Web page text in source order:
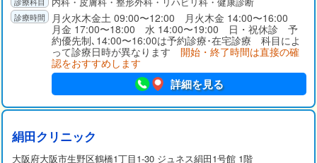
安心して取り組むことができます。
月火水木金土 09:00〜12:00 月火木金 14:00〜16:00
月金 17:00〜18:00 水 14:00〜19:00 日・祝休診 予
約優先制､14:00〜16:00は予約診療･在宅診療 科目によ
って診療日時が異なります 開始・終了時間は直接の確
認をおすすめします
詳細を見る
絹田クリニック
大阪府大阪市生野区鶴橋1丁目1-30 ジュネス絹田1号館 1階